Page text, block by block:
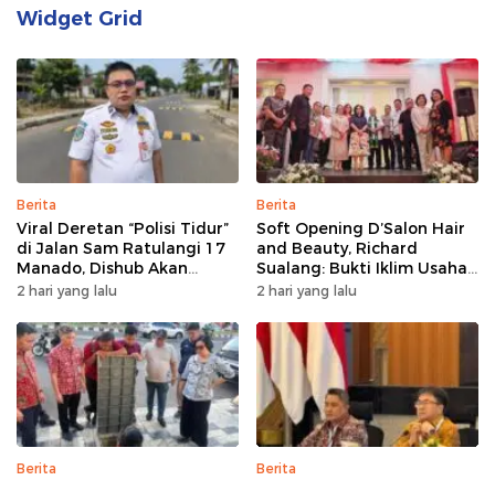
Widget Grid
Berita
Viral Deretan “Polisi Tidur”
di Jalan Sam Ratulangi 17
Manado, Dishub Akan
Musyawarahkan Solusi
2 hari yang lalu
Berita
Soft Opening D’Salon Hair
and Beauty, Richard
Sualang: Bukti Iklim Usaha
di Manado Terus
2 hari yang lalu
Berita Berita